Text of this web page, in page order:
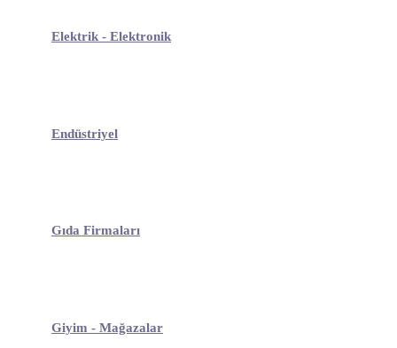
Elektrik - Elektronik
Endüstriyel
Gıda Firmaları
Giyim - Mağazalar